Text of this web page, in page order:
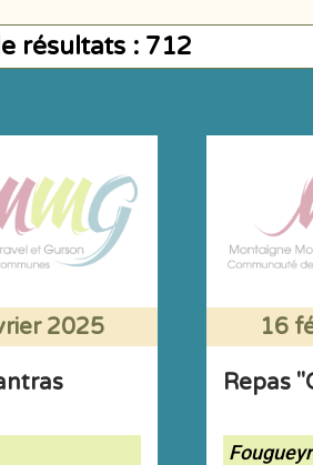
résultats : 712
2025
16
Repas